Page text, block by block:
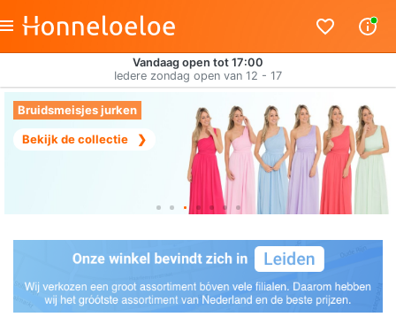
Vandaag open tot 17:00
Iedere zondag open van 12 - 17
Bruidsmeisjes jurken
Bekijk de collectie ❯